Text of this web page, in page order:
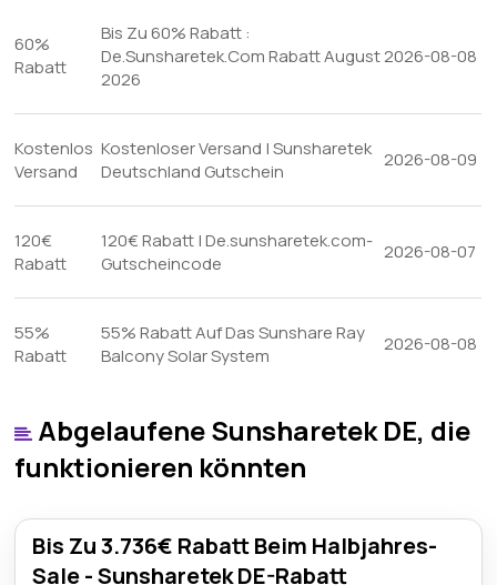
60%
Rabatt
Bis Zu 60% Rabatt :
De.Sunsharetek.Com Rabatt August
2026
2026-08-08
Kostenlos
Versand
Kostenloser Versand | Sunsharetek
Deutschland Gutschein
2026-08-09
120€
Rabatt
120€ Rabatt | De.sunsharetek.com-
Gutscheincode
2026-08-07
55%
Rabatt
55% Rabatt Auf Das Sunshare Ray
Balcony Solar System
2026-08-08
Abgelaufene Sunsharetek DE, die
funktionieren könnten
Bis Zu 3.736€ Rabatt Beim Halbjahres-
Sale - Sunsharetek DE-Rabatt